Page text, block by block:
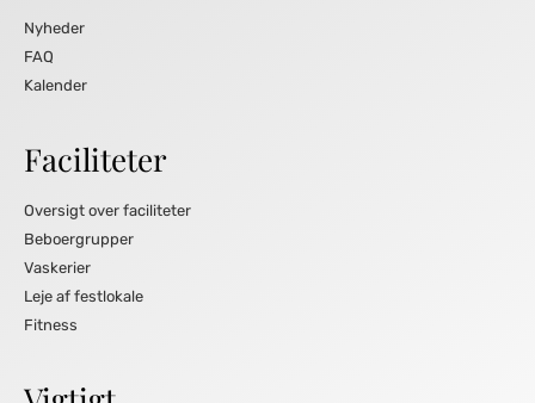
Nyheder
FAQ
Kalender
Faciliteter
Oversigt over faciliteter
Beboergrupper
Vaskerier
Leje af festlokale
Fitness